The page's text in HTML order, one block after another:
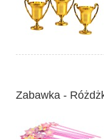
Zabawka -